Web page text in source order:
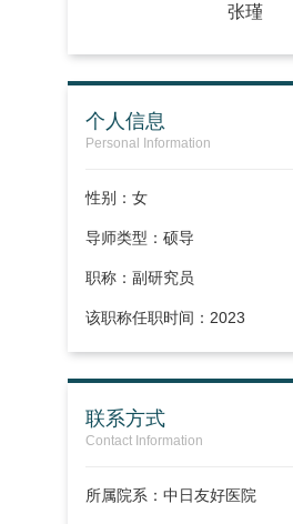
张瑾
个人信息
Personal Information
性别：女
导师类型：硕导
职称：副研究员
该职称任职时间：2023
联系方式
Contact Information
所属院系：中日友好医院